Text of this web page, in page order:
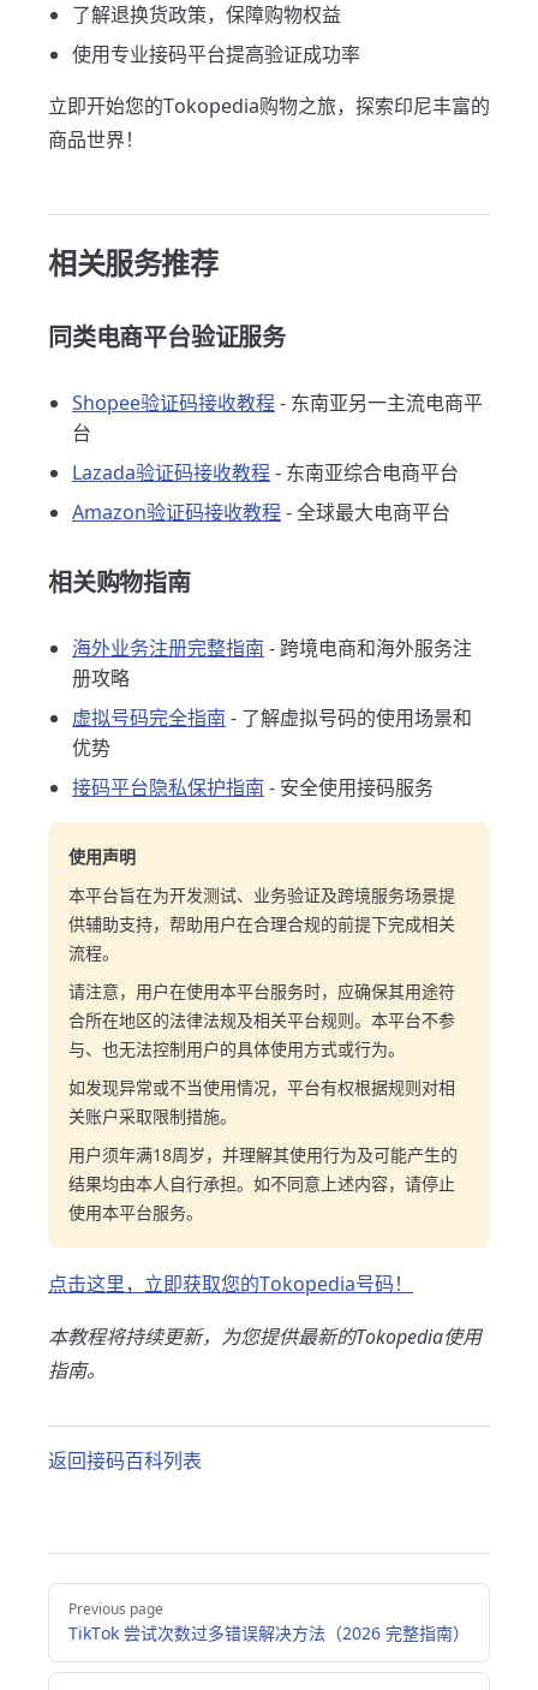
了解退换货政策，保障购物权益
使用专业接码平台提高验证成功率
立即开始您的Tokopedia购物之旅，探索印尼丰富的
商品世界！
相关服务推荐
同类电商平台验证服务
Shopee验证码接收教程 - 东南亚另一主流电商平
台
Lazada验证码接收教程 - 东南亚综合电商平台
Amazon验证码接收教程 - 全球最大电商平台
相关购物指南
海外业务注册完整指南 - 跨境电商和海外服务注
册攻略
虚拟号码完全指南 - 了解虚拟号码的使用场景和
优势
接码平台隐私保护指南 - 安全使用接码服务
使用声明
本平台旨在为开发测试、业务验证及跨境服务场景提
供辅助支持，帮助用户在合理合规的前提下完成相关
流程。
请注意，用户在使用本平台服务时，应确保其用途符
合所在地区的法律法规及相关平台规则。本平台不参
与、也无法控制用户的具体使用方式或行为。
如发现异常或不当使用情况，平台有权根据规则对相
关账户采取限制措施。
用户须年满18周岁，并理解其使用行为及可能产生的
结果均由本人自行承担。如不同意上述内容，请停止
使用本平台服务。
点击这里，立即获取您的Tokopedia号码！
本教程将持续更新，为您提供最新的Tokopedia使用
指南。
返回接码百科列表
Pager
Previous page
TikTok 尝试次数过多错误解决方法（2026 完整指南）